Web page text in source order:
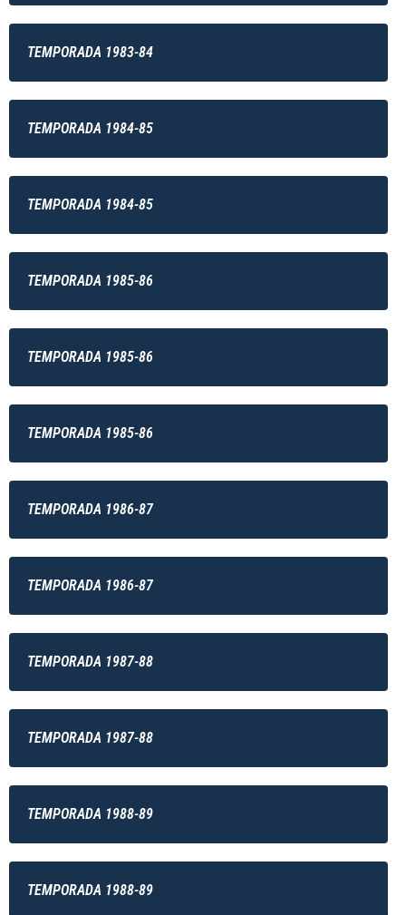
TEMPORADA 1983-84
TEMPORADA 1984-85
TEMPORADA 1984-85
TEMPORADA 1985-86
TEMPORADA 1985-86
TEMPORADA 1985-86
TEMPORADA 1986-87
TEMPORADA 1986-87
TEMPORADA 1987-88
TEMPORADA 1987-88
TEMPORADA 1988-89
TEMPORADA 1988-89